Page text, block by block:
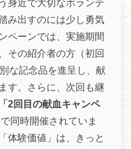
身近で大切なボランテ
み出すのには少し勇気
ペーンでは、実施期間
その紹介者の方（初回
な記念品を進呈し、献
す。さらに、次回も継
「2回目の献血キャンペ
同時開催されていま
体験価値」は、きっと